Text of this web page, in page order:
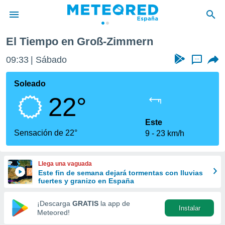
de
por
que se
calidad.
a este
las
y
forma
digital
basada
El Tiempo en Groß-Zimmern
09:33 Sábado ...
Soleado
22°
Sensación de 22°
Este
9
23 km/h
Llega una vaguada
Este fin de semana dejará tormentas con lluvias
fuertes y granizo en España
¡Descarga GRATIS la app de
Meteored!
Instalar